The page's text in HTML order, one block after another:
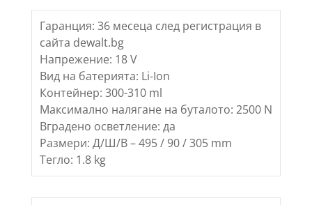
Гаранция: 36 месеца след регистрация в
сайта dewalt.bg
Напрежение: 18 V
Вид на батерията: Li-Ion
Контейнер: 300-310 ml
Максимално налягане на буталото: 2500 N
Вградено осветление: да
Размери: Д/Ш/В – 495 / 90 / 305 mm
Тегло: 1.8 kg